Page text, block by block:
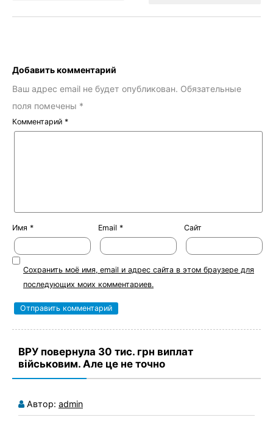
Добавить комментарий
Ваш адрес email не будет опубликован. Обязательные
поля помечены *
Комментарий *
Имя * Email * Сайт
Сохранить моё имя, email и адрес сайта в этом браузере для
последующих моих комментариев.
ВРУ повернула 30 тис. грн виплат
військовим. Але це не точно
Автор: admin